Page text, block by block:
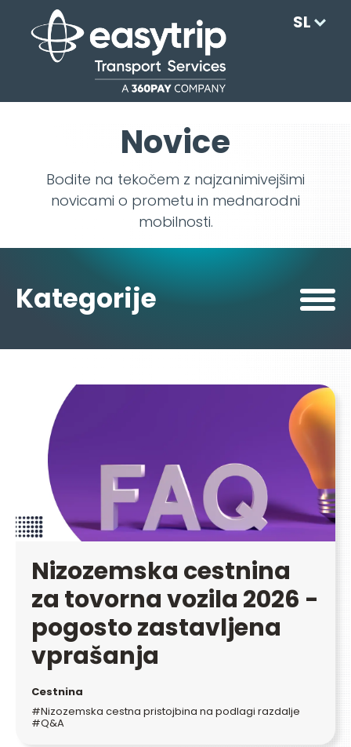
SL
Novice
Bodite na tekočem z najzanimivejšimi
novicami o prometu in mednarodni
mobilnosti.
Kategorije
Nizozemska cestnina
za tovorna vozila 2026 -
pogosto zastavljena
vprašanja
Cestnina
#Nizozemska cestna pristojbina na podlagi razdalje
#Q&A